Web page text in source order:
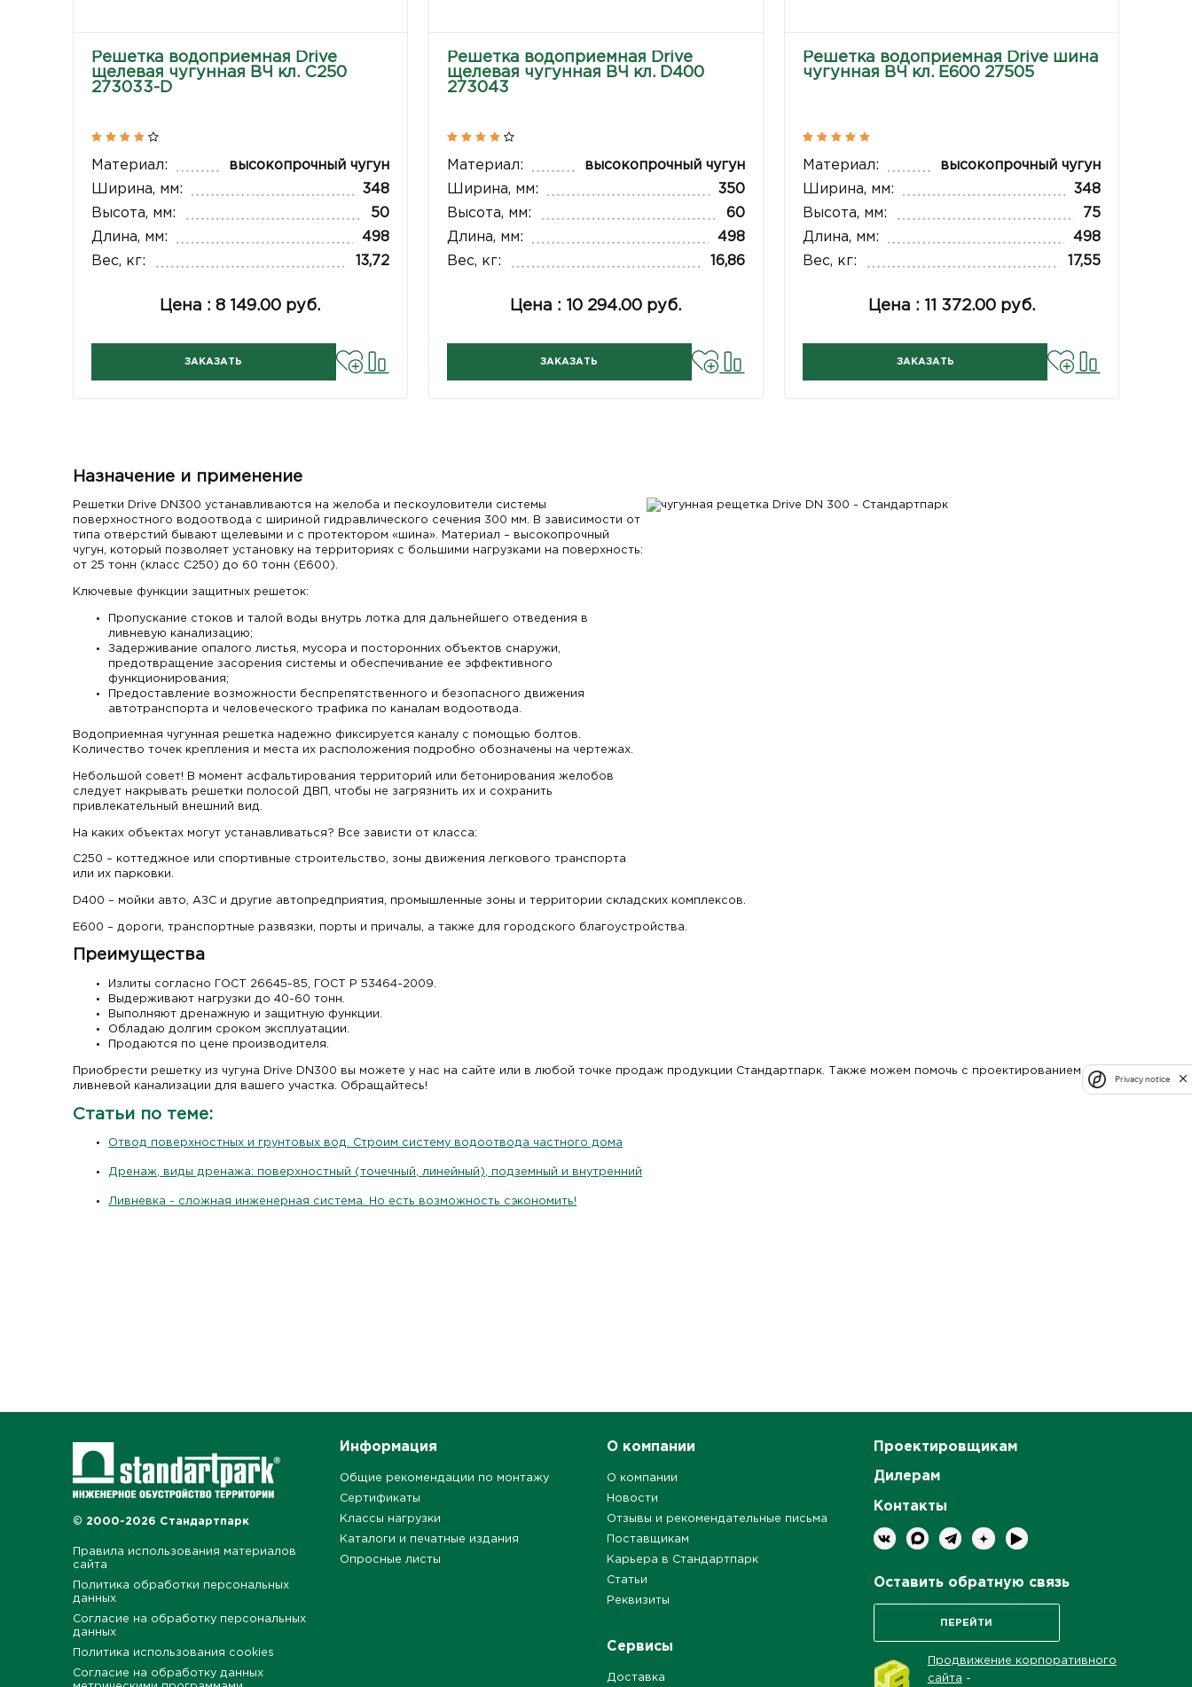
Решетка водоприемная Drive
щелевая чугунная ВЧ кл. С250
273033-D
Материал:
высокопрочный чугун
Ширина, мм:
348
Высота, мм:
50
Длина, мм:
498
Вес, кг:
13,72
Цена : 8 149.00 руб.
ЗАКАЗАТЬ
Решетка водоприемная Drive
щелевая чугунная ВЧ кл. D400
273043
Материал:
высокопрочный чугун
Ширина, мм:
350
Высота, мм:
60
Длина, мм:
498
Вес, кг:
16,86
Цена : 10 294.00 руб.
ЗАКАЗАТЬ
Решетка водоприемная Drive шина
чугунная ВЧ кл. E600 27505
Материал:
высокопрочный чугун
Ширина, мм:
348
Высота, мм:
75
Длина, мм:
498
Вес, кг:
17,55
Цена : 11 372.00 руб.
ЗАКАЗАТЬ
Назначение и применение
Решетки Drive DN300 устанавливаются на желоба и пескоуловители системы
поверхностного водоотвода с шириной гидравлического сечения 300 мм. В зависимости от
типа отверстий бывают щелевыми и с протектором «шина». Материал – высокопрочный
чугун, который позволяет установку на территориях с большими нагрузками на поверхность:
от 25 тонн (класс С250) до 60 тонн (Е600).
Ключевые функции защитных решеток:
Пропускание стоков и талой воды внутрь лотка для дальнейшего отведения в
ливневую канализацию;
Задерживание опалого листья, мусора и посторонних объектов снаружи,
предотвращение засорения системы и обеспечивание ее эффективного
функционирования;
Предоставление возможности беспрепятственного и безопасного движения
автотранспорта и человеческого трафика по каналам водоотвода.
Водоприемная чугунная решетка надежно фиксируется каналу с помощью болтов.
Количество точек крепления и места их расположения подробно обозначены на чертежах.
Небольшой совет! В момент асфальтирования территорий или бетонирования желобов
следует накрывать решетки полосой ДВП, чтобы не загрязнить их и сохранить
привлекательный внешний вид.
На каких объектах могут устанавливаться? Все зависти от класса:
С250 – коттеджное или спортивные строительство, зоны движения легкового транспорта
или их парковки.
D400 – мойки авто, АЗС и другие автопредприятия, промышленные зоны и территории складских комплексов.
Е600 – дороги, транспортные развязки, порты и причалы, а также для городского благоустройства.
Преимущества
Излиты согласно ГОСТ 26645-85, ГОСТ Р 53464-2009.
Выдерживают нагрузки до 40-60 тонн.
Выполняют дренажную и защитную функции.
Обладаю долгим сроком эксплуатации.
Продаются по цене производителя.
Приобрести решетку из чугуна Drive DN300 вы можете у нас на сайте или в любой точке продаж продукции Стандартпарк. Также можем помочь с проектированием
ливневой канализации для вашего участка. Обращайтесь!
Статьи по теме:
Отвод поверхностных и грунтовых вод. Строим систему водоотвода частного дома
Дренаж, виды дренажа: поверхностный (точечный, линейный), подземный и внутренний
Ливневка - сложная инженерная система. Но есть возможность сэкономить!
© 2000-2026 Стандартпарк
Правила использования материалов
сайта
Политика обработки персональных
данных
Согласие на обработку персональных
данных
Политика использования cookies
Согласие на обработку данных
Информация
Общие рекомендации по монтажу
Сертификаты
Классы нагрузки
Каталоги и печатные издания
Опросные листы
О компании
О компании
Новости
Отзывы и рекомендательные письма
Поставщикам
Карьера в Стандартпарк
Статьи
Реквизиты
Сервисы
Доставка
Проектировщикам
Дилерам
Контакты
Оставить обратную связь
ПЕРЕЙТИ
Продвижение корпоративного
сайта -
Privacy notice